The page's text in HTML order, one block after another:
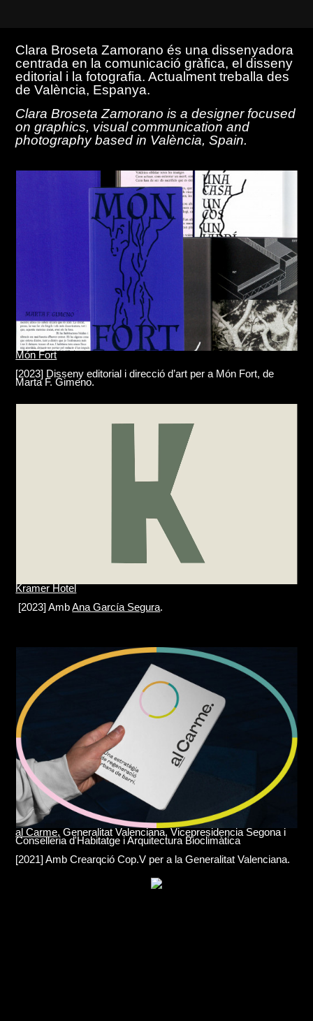
Clara Broseta Zamorano és una dissenyadora
centrada en la comunicació gràfica, el disseny
editorial i la fotografia. Actualment treballa des
de València, Espanya.
Clara Broseta Zamorano is a designer focused
on graphics, visual communication and
photography based in València, Spain.
Món Fort
[2023] Disseny editorial i direcció d’art per a Món Fort, de
Marta F. Gimeno.
Kramer Hotel
[2023] AmbAna García Segura.
al Carme, Generalitat Valenciana, Vicepresidencia Segona i
Conselleria d'Habitatge i Arquitectura Bioclimàtica
[2021] Amb Crearqció Cop.V per a la Generalitat Valenciana.